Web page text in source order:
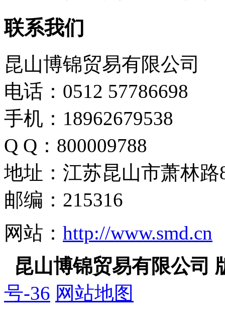
联系我们
昆山博锦贸易有限公司
电话：0512 57786698
手机：18962679538
Q Q：800009788
地址：江苏昆山市萧林
邮编：215316
网站： http://www.smd.cn
昆山博锦贸易有限公司
号-36 网站地图